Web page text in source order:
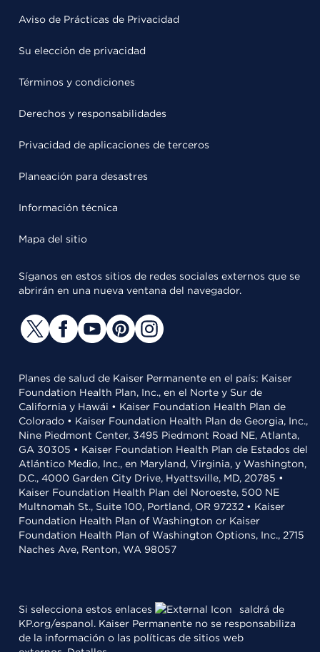
Aviso de Prácticas de Privacidad
Su elección de privacidad
Términos y condiciones
Derechos y responsabilidades
Privacidad de aplicaciones de terceros
Planeación para desastres
Información técnica
Mapa del sitio
Síganos en estos sitios de redes sociales externos que se
abrirán en una nueva ventana del navegador.
Planes de salud de Kaiser Permanente en el país: Kaiser
Foundation Health Plan, Inc., en el Norte y Sur de
California y Hawái • Kaiser Foundation Health Plan de
Colorado • Kaiser Foundation Health Plan de Georgia, Inc.,
Nine Piedmont Center, 3495 Piedmont Road NE, Atlanta,
GA 30305 • Kaiser Foundation Health Plan de Estados del
Atlántico Medio, Inc., en Maryland, Virginia, y Washington,
D.C., 4000 Garden City Drive, Hyattsville, MD, 20785 •
Kaiser Foundation Health Plan del Noroeste, 500 NE
Multnomah St., Suite 100, Portland, OR 97232 • Kaiser
Foundation Health Plan of Washington or Kaiser
Foundation Health Plan of Washington Options, Inc., 2715
Naches Ave, Renton, WA 98057
Si selecciona estos enlaces
saldrá de
KP.org/espanol. Kaiser Permanente no se responsabiliza
de la información o las políticas de sitios web